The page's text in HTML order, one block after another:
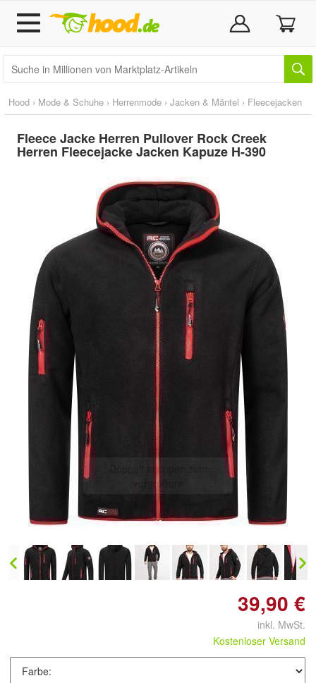
Hood › Mode & Schuhe › Herrenmode › Jacken & Mäntel › Fleecejacken
Fleece Jacke Herren Pullover Rock Creek
Herren Fleecejacke Jacken Kapuze H-390
Doppelt antippen zum
vergrößern
39,90 €
inkl. MwSt.
Kostenloser Versand